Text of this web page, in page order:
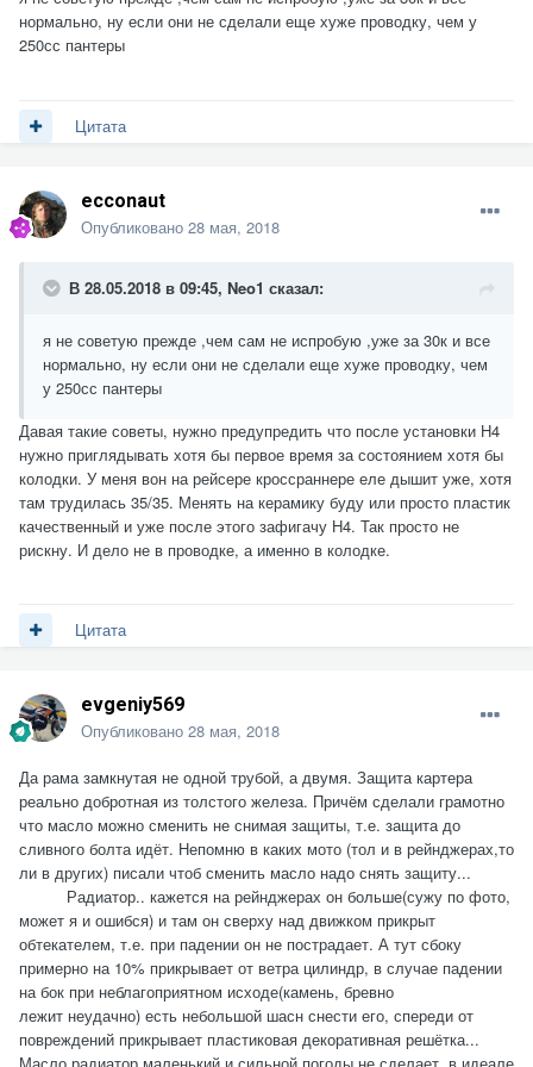
- про сам ветровичок/щиток писал в "плюсах", но и тут
отмечу, что можно было бы и повыше его сделать, к тому же,
крепления позволяют. Хотя если эндурить, то, конечно оно
будет менять;
в основном трасса/город.
- ну и лапка "пятка-носок", на мой взгляд удобнее была бы.
Не обижайся ;-), постарался быть объективным.
А так еще раз поздравляю!!!
P.S. Если не против, буду иногда писать/читать в твоей твою
нормально, ну если они не сделали еще хуже проводку, чем у
250сс пантеры
Цитата
ecconaut
Опубликовано 28 мая, 2018
В 28.05.2018 в 09:45, Neo1 сказал:
я не советую прежде ,чем сам не испробую ,уже за 30к и все
нормально, ну если они не сделали еще хуже проводку, чем
у 250сс пантеры
Давая такие советы, нужно предупредить что после установки H4
нужно приглядывать хотя бы первое время за состоянием хотя бы
колодки. У меня вон на рейсере кроссраннере еле дышит уже, хотя
там трудилась 35/35. Менять на керамику буду или просто пластик
качественный и уже после этого зафигачу H4. Так просто не
рискну. И дело не в проводке, а именно в колодке.
Цитата
evgeniy569
Опубликовано 28 мая, 2018
Да рама замкнутая не одной трубой, а двумя. Защита картера
реально добротная из толстого железа. Причём сделали грамотно
что масло можно сменить не снимая защиты, т.е. защита до
сливного болта идёт. Непомню в каких мото (тол и в рейнджерах,то
ли в других) писали чтоб сменить масло надо снять защиту...
Радиатор.. кажется на рейнджерах он больше(сужу по фото,
может я и ошибся) и там он сверху над движком прикрыт
обтекателем, т.е. при падении он не пострадает. А тут сбоку
примерно на 10% прикрывает от ветра цилиндр, в случае падении
на бок при неблагоприятном исходе(камень, бревно
лежит неудачно) есть небольшой шасн снести его, спереди от
повреждений прикрывает пластиковая декоративная решётка...